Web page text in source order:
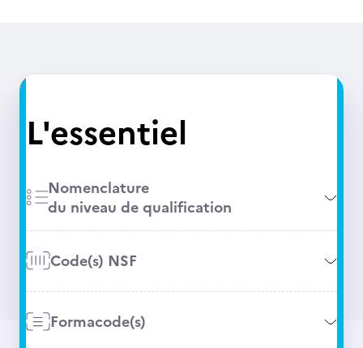
L'essentiel
Nomenclature
du niveau de qualification
Code(s) NSF
Formacode(s)